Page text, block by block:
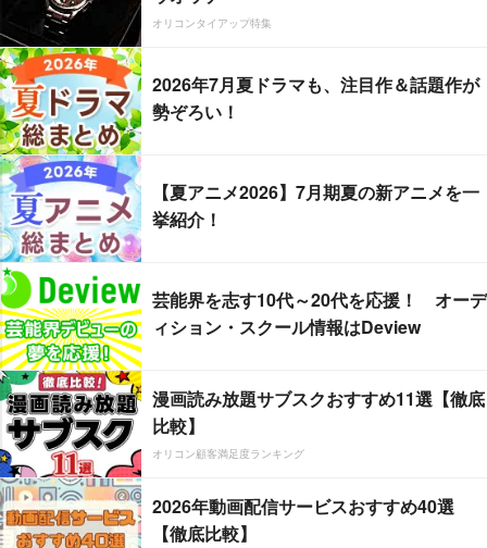
オリコンタイアップ特集
2026年7月夏ドラマも、注目作＆話題作が
勢ぞろい！
【夏アニメ2026】7月期夏の新アニメを一
挙紹介！
芸能界を志す10代～20代を応援！ オーデ
ィション・スクール情報はDeview
漫画読み放題サブスクおすすめ11選【徹底
比較】
オリコン顧客満足度ランキング
2026年動画配信サービスおすすめ40選
【徹底比較】